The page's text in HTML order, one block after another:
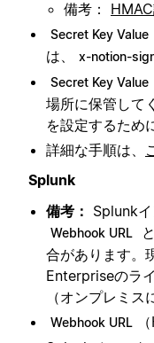
備考：
Secret Key Value
は、 x-notion-
Secret Key Value
場所に保管して
を設定するため
詳細な手順は、
Splunk
備考： Splunkイ
Webhook URL と
合があります。
Enterpriseのラ
（オンプレミス
Webhook URL